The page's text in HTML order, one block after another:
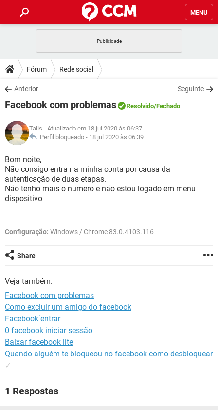
MENU
CELULAR
OUTLOOK
INSTAGRAM GMAIL
GUIA DE COMPRAS
DICAS
JOGOS
INSTAGRAM GMAIL
GUIA DE COMPRAS
DOWNLOADS
JOGOS WHATSAPP
CELULAR
OUTLOOK EXCEL
INSTAGRAM
GUIA DE COMPRAS
JOGOS WHATSAPP
CELULAR
OUTLOOK
INSTAGRAM
GUIA DE COMPRAS
GLOSSÁRIO
CELULAR FACEBOOK
OUTLOOK EXCEL
INSTAGRAM
Fórum Rede social
Anterior Seguinte
Facebook com problemas Resolvido/Fechado
Talis - Atualizado em 18 jul 2020 às 06:37
Perfil bloqueado - 18 jul 2020 às 06:39
Bom noite,
Não consigo entra na minha conta por causa da
autenticação de duas etapas.
Não tenho mais o numero e não estou logado em menu
dispositivo
Configuração: Windows / Chrome 83.0.4103.116
Share
Veja também:
Facebook com problemas
Como excluir um amigo do facebook
Facebook ́entrar
0 facebook iniciar sessão
Baixar facebook lite
Quando alguém te bloqueou no facebook como desbloquear
✓
1 Respostas